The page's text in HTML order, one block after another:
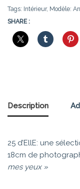
Tags: Intérieur, Modèle:
SHARE :
Description
25 d’EllE: une
18cm de
mes yeux »